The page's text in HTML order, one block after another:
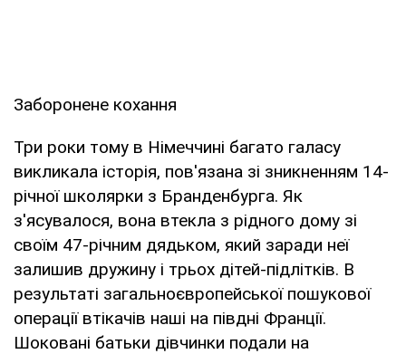
Заборонене кохання
Три роки тому в Німеччині багато галасу
викликала історія, пов'язана зі зникненням 14-
річної школярки з Бранденбурга. Як
з'ясувалося, вона втекла з рідного дому зі
своїм 47-річним дядьком, який заради неї
залишив дружину і трьох дітей-підлітків. В
результаті загальноєвропейської пошукової
операції втікачів наші на півдні Франції.
Шоковані батьки дівчинки подали на